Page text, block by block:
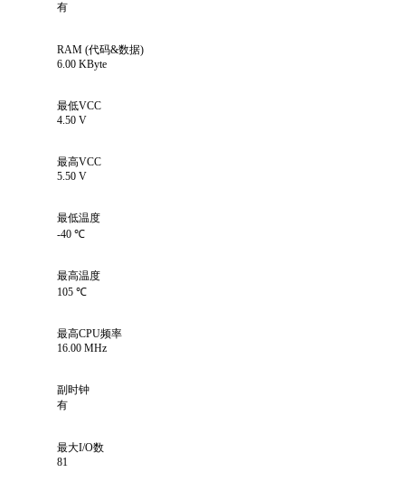
有
RAM (代码&数据)
6.00 KByte
最低VCC
4.50 V
最高VCC
5.50 V
最低温度
-40 ℃
最高温度
105 ℃
最高CPU频率
16.00 MHz
副时钟
有
最大I/O数
81